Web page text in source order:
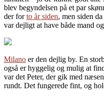
blev begyndelsen på et par
der forto år siden, men siden
var dejligt at have både mand
Milano er den dejlig by. En
også er hyggelig og mulig at
var det Peter, der gik med
rundt. Det fungerede fint, og